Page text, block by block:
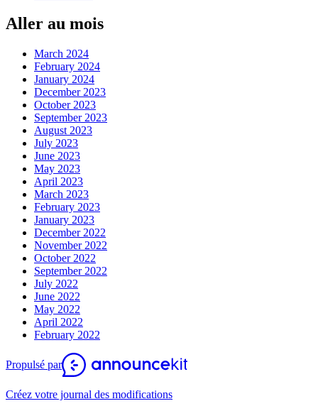
Aller au mois
March 2024
February 2024
January 2024
December 2023
October 2023
September 2023
August 2023
July 2023
June 2023
May 2023
April 2023
March 2023
February 2023
January 2023
December 2022
November 2022
October 2022
September 2022
July 2022
June 2022
May 2022
April 2022
February 2022
Propulsé par
Créez votre journal des modifications